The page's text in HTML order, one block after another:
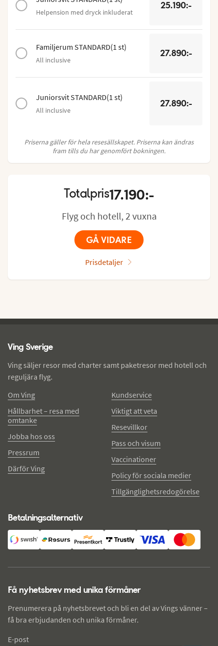
Helpension med dryck inkluderat
25.190:-
Familjerum STANDARD(1 st)
All inclusive
27.890:-
Juniorsvit STANDARD(1 st)
All inclusive
27.890:-
Priserna gäller för hela resesällskapet. Priserna kan ändras
fram tills du har genomfört bokningen.
Totalpris17.190:-
Flyg och hotell, 2 vuxna
GÅ VIDARE
Prisdetaljer
Ving Sverige
Ving säljer resor med charter samt paketresor med hotell och
reguljära flyg.
Om Ving
Hållbarhet – resa med
omtanke
Jobba hos oss
Pressrum
Därför Ving
Kundservice
Viktigt att veta
Resevillkor
Pass och visum
Vaccinationer
Policy för sociala medier
Tillgänglighetsredogörelse
Betalningsalternativ
Få nyhetsbrev med unika förmåner
Prenumerera på nyhetsbrevet och bli en del av Vings vänner –
få bra erbjudanden och unika förmåner.
E-post